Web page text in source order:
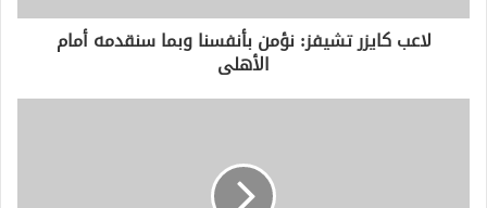
ر
لاعب كايزر تشيفز: نؤمن بأنفسنا وبما سنقدمه أمام
الأهلى